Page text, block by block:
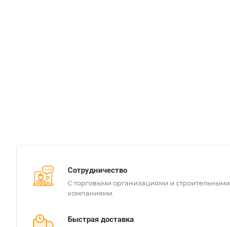
Сотрудничество
С торговыми организациями и строительными
компаниями.
Быстрая доставка